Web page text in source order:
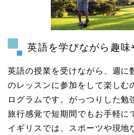
英語を学びながら趣
英語の授業を受けながら、週に
のレッスンに参加をして楽しむ
ログラムです。がっつりした勉
旅行感覚で短期間でもお手軽に
イギリスでは、スポーツや現地